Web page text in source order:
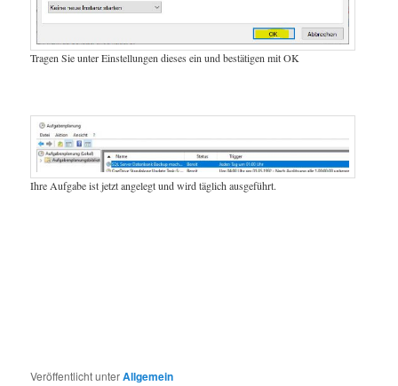
Tragen Sie unter Einstellungen dieses ein und bestätigen mit OK
Ihre Aufgabe ist jetzt angelegt und wird täglich ausgeführt.
Veröffentlicht unterAllgemein